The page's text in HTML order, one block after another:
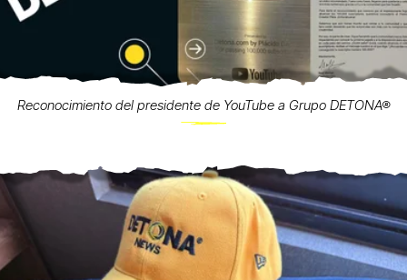
Reconocimiento del presidente de YouTube a Grupo DETONA®